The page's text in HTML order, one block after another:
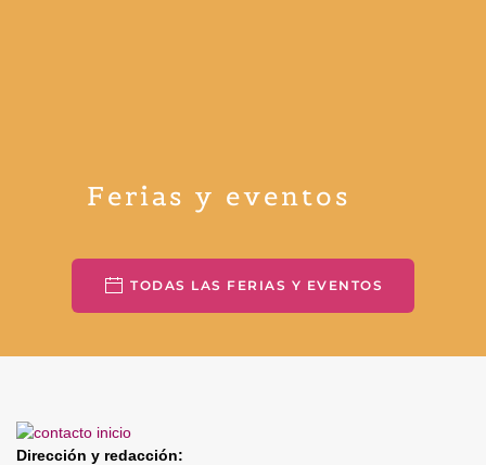
Ferias y eventos
TODAS LAS FERIAS Y EVENTOS
Dirección y redacción: